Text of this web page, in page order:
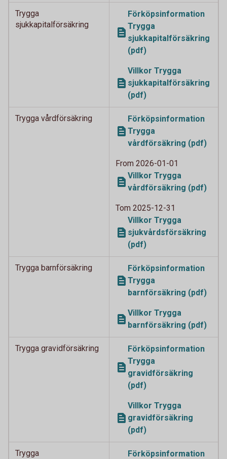
Trygga
sjukkapitalförsäkring
Förköpsinformation
Trygga
sjukkapitalförsäkring
(pdf)
Villkor Trygga
sjukkapitalförsäkring
(pdf)
Trygga vårdförsäkring
Förköpsinformation
Trygga
vårdförsäkring (pdf)
From 2026-01-01
Villkor Trygga
vårdförsäkring (pdf)
Tom 2025-12-31
Villkor Trygga
sjukvårdsförsäkring
(pdf)
Trygga barnförsäkring
Förköpsinformation
Trygga
barnförsäkring (pdf)
Villkor Trygga
barnförsäkring (pdf)
Trygga gravidförsäkring
Förköpsinformation
Trygga
gravidförsäkring
(pdf)
Villkor Trygga
gravidförsäkring
(pdf)
Trygga
Förköpsinformation